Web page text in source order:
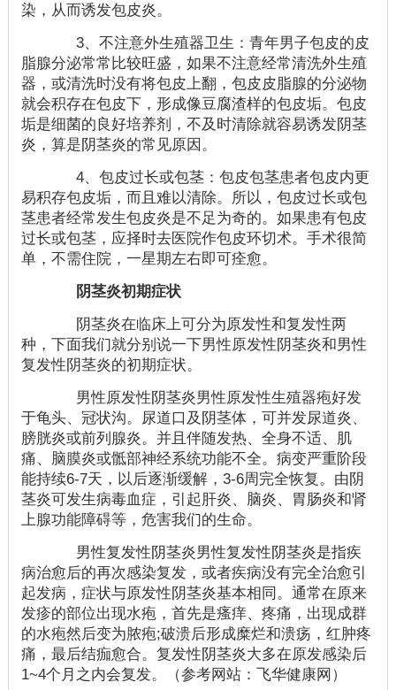
染，从而诱发包皮炎。
3、不注意外生殖器卫生：青年男子包皮的皮
脂腺分泌常常比较旺盛，如果不注意经常清洗外生殖
器，或清洗时没有将包皮上翻，包皮皮脂腺的分泌物
就会积存在包皮下，形成像豆腐渣样的包皮垢。包皮
垢是细菌的良好培养剂，不及时清除就容易诱发阴茎
炎，算是阴茎炎的常见原因。
4、包皮过长或包茎：包皮包茎患者包皮内更
易积存包皮垢，而且难以清除。所以，包皮过长或包
茎患者经常发生包皮炎是不足为奇的。如果患有包皮
过长或包茎，应择时去医院作包皮环切术。手术很简
单，不需住院，一星期左右即可痊愈。
阴茎炎初期症状
阴茎炎在临床上可分为原发性和复发性两
种，下面我们就分别说一下男性原发性阴茎炎和男性
复发性阴茎炎的初期症状。
男性原发性阴茎炎男性原发性生殖器疱好发
于龟头、冠状沟。尿道口及阴茎体，可并发尿道炎、
膀胱炎或前列腺炎。并且伴随发热、全身不适、肌
痛、脑膜炎或骶部神经系统功能不全。病变严重阶段
能持续6-7天，以后逐渐缓解，3-6周完全恢复。由阴
茎炎可发生病毒血症，引起肝炎、脑炎、胃肠炎和肾
上腺功能障碍等，危害我们的生命。
男性复发性阴茎炎男性复发性阴茎炎是指疾
病治愈后的再次感染复发，或者疾病没有完全治愈引
起发病，症状与原发性阴茎炎基本相同。通常在原来
发疹的部位出现水疱，首先是瘙痒、疼痛，出现成群
的水疱然后变为脓疱;破溃后形成糜烂和溃疡，红肿疼
痛，最后结痂愈合。复发性阴茎炎大多在原发感染后
1~4个月之内会复发。（参考网站：飞华健康网）